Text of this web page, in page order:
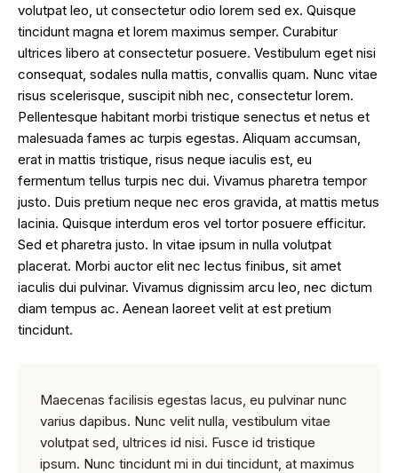
volutpat leo, ut consectetur odio lorem sed ex. Quisque
tincidunt magna et lorem maximus semper. Curabitur
ultrices libero at consectetur posuere. Vestibulum eget nisi
consequat, sodales nulla mattis, convallis quam. Nunc vitae
risus scelerisque, suscipit nibh nec, consectetur lorem.
Pellentesque habitant morbi tristique senectus et netus et
malesuada fames ac turpis egestas. Aliquam accumsan,
erat in mattis tristique, risus neque iaculis est, eu
fermentum tellus turpis nec dui. Vivamus pharetra tempor
justo. Duis pretium neque nec eros gravida, at mattis metus
lacinia. Quisque interdum eros vel tortor posuere efficitur.
Sed et pharetra justo. In vitae ipsum in nulla volutpat
placerat. Morbi auctor elit nec lectus finibus, sit amet
iaculis dui pulvinar. Vivamus dignissim arcu leo, nec dictum
diam tempus ac. Aenean laoreet velit at est pretium
tincidunt.
Maecenas facilisis egestas lacus, eu pulvinar nunc
varius dapibus. Nunc velit nulla, vestibulum vitae
volutpat sed, ultrices id nisi. Fusce id tristique
ipsum. Nunc tincidunt mi in dui tincidunt, at maximus